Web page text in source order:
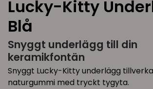
Lucky-Kitty
Blå
Snyggt underlägg till din
keramikfontän
Snyggt Lucky-Kitty underlägg
naturgummi med tryckt tygyta.